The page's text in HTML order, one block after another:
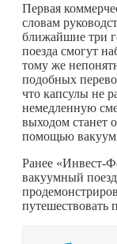
Первая
словам
ближайшие три
поезда смогут
тому же
подобных
что капсулы не
немедленную
выходом станет
помощью
Ранее «Инвест-
вакуумный
путешествовать